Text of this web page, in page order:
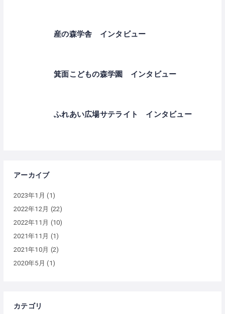
産の森学舎 インタビュー
箕面こどもの森学園 インタビュー
ふれあい広場サテライト インタビュー
アーカイブ
2023年1月 (1)
2022年12月 (22)
2022年11月 (10)
2021年11月 (1)
2021年10月 (2)
2020年5月 (1)
カテゴリ